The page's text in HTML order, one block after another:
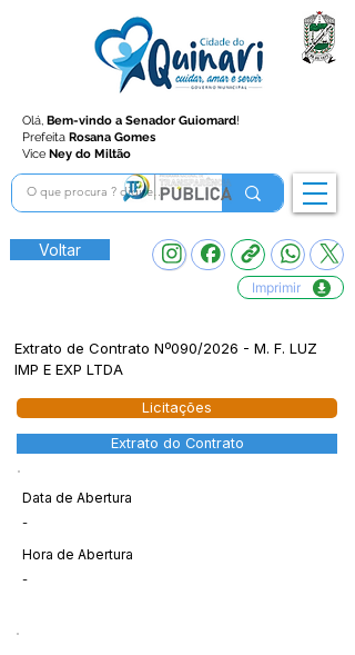
Olá, Bem-vindo a Senador Guiomard!
Prefeita Rosana Gomes
Vice Ney do Miltão
Voltar
Imprimir
Extrato de Contrato Nº090/2026 - M. F. LUZ
IMP E EXP LTDA
Licitações
Extrato do Contrato
Data de Abertura
-
Hora de Abertura
-